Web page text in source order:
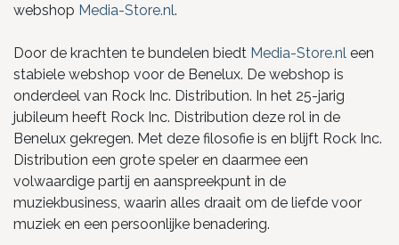
webshop Media-Store.nl.
Door de krachten te bundelen biedt Media-Store.nl een
stabiele webshop voor de Benelux. De webshop is
onderdeel van Rock Inc. Distribution. In het 25-jarig
jubileum heeft Rock Inc. Distribution deze rol in de
Benelux gekregen. Met deze filosofie is en blijft Rock Inc.
Distribution een grote speler en daarmee een
volwaardige partij en aanspreekpunt in de
muziekbusiness, waarin alles draait om de liefde voor
muziek en een persoonlijke benadering.